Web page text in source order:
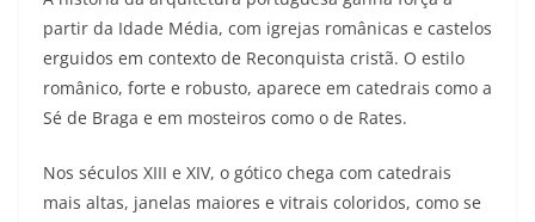
partir da Idade Média, com igrejas românicas e castelos
erguidos em contexto de Reconquista cristã. O estilo
românico, forte e robusto, aparece em catedrais como a
Sé de Braga e em mosteiros como o de Rates.​
Nos séculos XIII e XIV, o gótico chega com catedrais
mais altas, janelas maiores e vitrais coloridos, como se